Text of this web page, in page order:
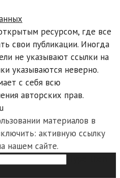
ресурсом, где все
свои публикации. Иногда
не указывают ссылки на
указываются неверно.
с себя всю
авторских прав.
материалов в
активную ссылку
нашем сайте.